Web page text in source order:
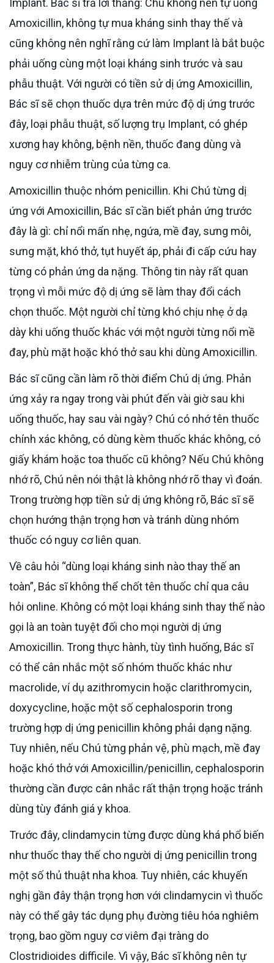
Implant. Bác sĩ trả lời thẳng: Chú không nên tự uống
Amoxicillin, không tự mua kháng sinh thay thế và
cũng không nên nghĩ rằng cứ làm Implant là bắt buộc
phải uống cùng một loại kháng sinh trước và sau
phẫu thuật. Với người có tiền sử dị ứng Amoxicillin,
Bác sĩ sẽ chọn thuốc dựa trên mức độ dị ứng trước
đây, loại phẫu thuật, số lượng trụ Implant, có ghép
xương hay không, bệnh nền, thuốc đang dùng và
nguy cơ nhiễm trùng của từng ca.
Amoxicillin thuộc nhóm penicillin. Khi Chú từng dị
ứng với Amoxicillin, Bác sĩ cần biết phản ứng trước
đây là gì: chỉ nổi mẩn nhẹ, ngứa, mề đay, sưng môi,
sưng mặt, khó thở, tụt huyết áp, phải đi cấp cứu hay
từng có phản ứng da nặng. Thông tin này rất quan
trọng vì mỗi mức độ dị ứng sẽ làm thay đổi cách
chọn thuốc. Một người chỉ từng khó chịu nhẹ ở dạ
dày khi uống thuốc khác với một người từng nổi mề
đay, phù mặt hoặc khó thở sau khi dùng Amoxicillin.
Bác sĩ cũng cần làm rõ thời điểm Chú dị ứng. Phản
ứng xảy ra ngay trong vài phút đến vài giờ sau khi
uống thuốc, hay sau vài ngày? Chú có nhớ tên thuốc
chính xác không, có dùng kèm thuốc khác không, có
giấy khám hoặc toa thuốc cũ không? Nếu Chú không
nhớ rõ, Chú nên nói thật là không nhớ rõ thay vì đoán.
Trong trường hợp tiền sử dị ứng không rõ, Bác sĩ sẽ
chọn hướng thận trọng hơn và tránh dùng nhóm
thuốc có nguy cơ liên quan.
Về câu hỏi “dùng loại kháng sinh nào thay thế an
toàn”, Bác sĩ không thể chốt tên thuốc chỉ qua câu
hỏi online. Không có một loại kháng sinh thay thế nào
gọi là an toàn tuyệt đối cho mọi người dị ứng
Amoxicillin. Trong thực hành, tùy tình huống, Bác sĩ
có thể cân nhắc một số nhóm thuốc khác như
macrolide, ví dụ azithromycin hoặc clarithromycin,
doxycycline, hoặc một số cephalosporin trong
trường hợp dị ứng penicillin không phải dạng nặng.
Tuy nhiên, nếu Chú từng phản vệ, phù mạch, mề đay
hoặc khó thở với Amoxicillin/penicillin, cephalosporin
thường cần được cân nhắc rất thận trọng hoặc tránh
dùng tùy đánh giá y khoa.
Trước đây, clindamycin từng được dùng khá phổ biến
như thuốc thay thế cho người dị ứng penicillin trong
một số thủ thuật nha khoa. Tuy nhiên, các khuyến
nghị gần đây thận trọng hơn với clindamycin vì thuốc
này có thể gây tác dụng phụ đường tiêu hóa nghiêm
trọng, bao gồm nguy cơ viêm đại tràng do
Clostridioides difficile. Vì vậy, Bác sĩ không nên tự